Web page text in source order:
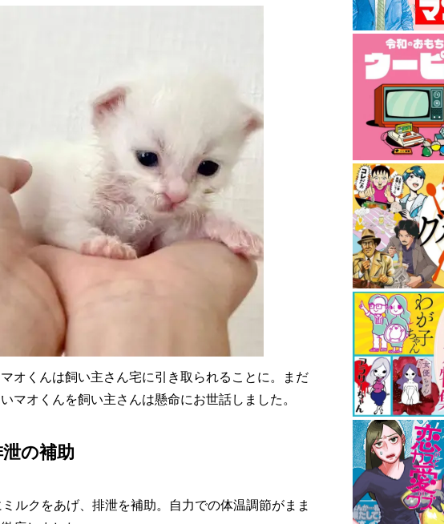
オくんは飼い主さん宅に引き取られることに。まだ
マオくんを飼い主さんは懸命にお世話しました。
の補助
ルクをあげ、排泄を補助。自力での体温調節がまま